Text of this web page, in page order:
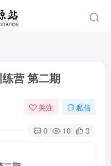
营 第二期
关注 私信
0 10 3